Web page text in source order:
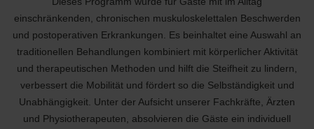
einschränkenden, chronischen muskuloskelettalen Beschwerden
und postoperativen Erkrankungen. Es beinhaltet eine Auswahl an
traditionellen Behandlungen kombiniert mit körperlicher Aktivität
und therapeutischen Methoden und hilft die Steifheit zu lindern,
verbessert die Mobilität und fördert so die Selbständigkeit und
Unabhängigkeit. Unter der Aufsicht unserer Fachkräfte, Ärzten
und Physiotherapeuten, absolvieren die Gäste ein individuell